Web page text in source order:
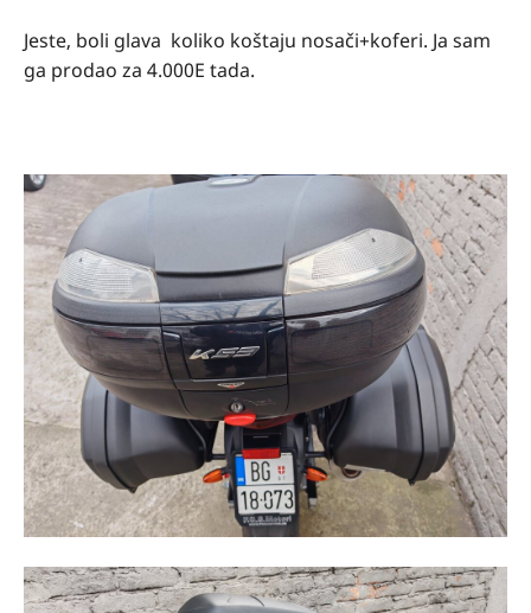
Jeste, boli glava koliko koštaju nosači+koferi. Ja sam
ga prodao za 4.000E tada.